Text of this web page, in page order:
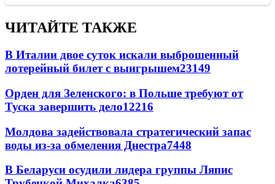
ЧИТАЙТЕ ТАКЖЕ
В Италии двое суток искали выброшенный
лотерейный билет с выигрышем23149
Орден для Зеленского: в Польше требуют от
Туска завершить дело12216
Молдова задействовала стратегический запас
воды из-за обмеления Днестра7448
В Беларуси осудили лидера группы Ляпис